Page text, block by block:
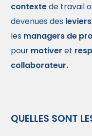
contextede travail
devenues des leviers
les managers de
pour motiver et
collaborateur.
QUELLES SONT